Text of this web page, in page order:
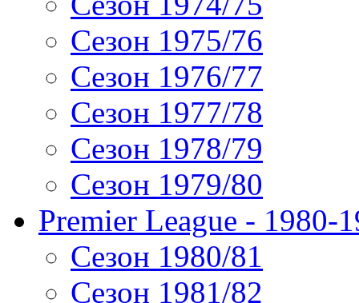
Сезон 1975/76
Сезон 1976/77
Сезон 1977/78
Сезон 1978/79
Сезон 1979/80
Premier League - 1980-
Сезон 1980/81
Сезон 1981/82